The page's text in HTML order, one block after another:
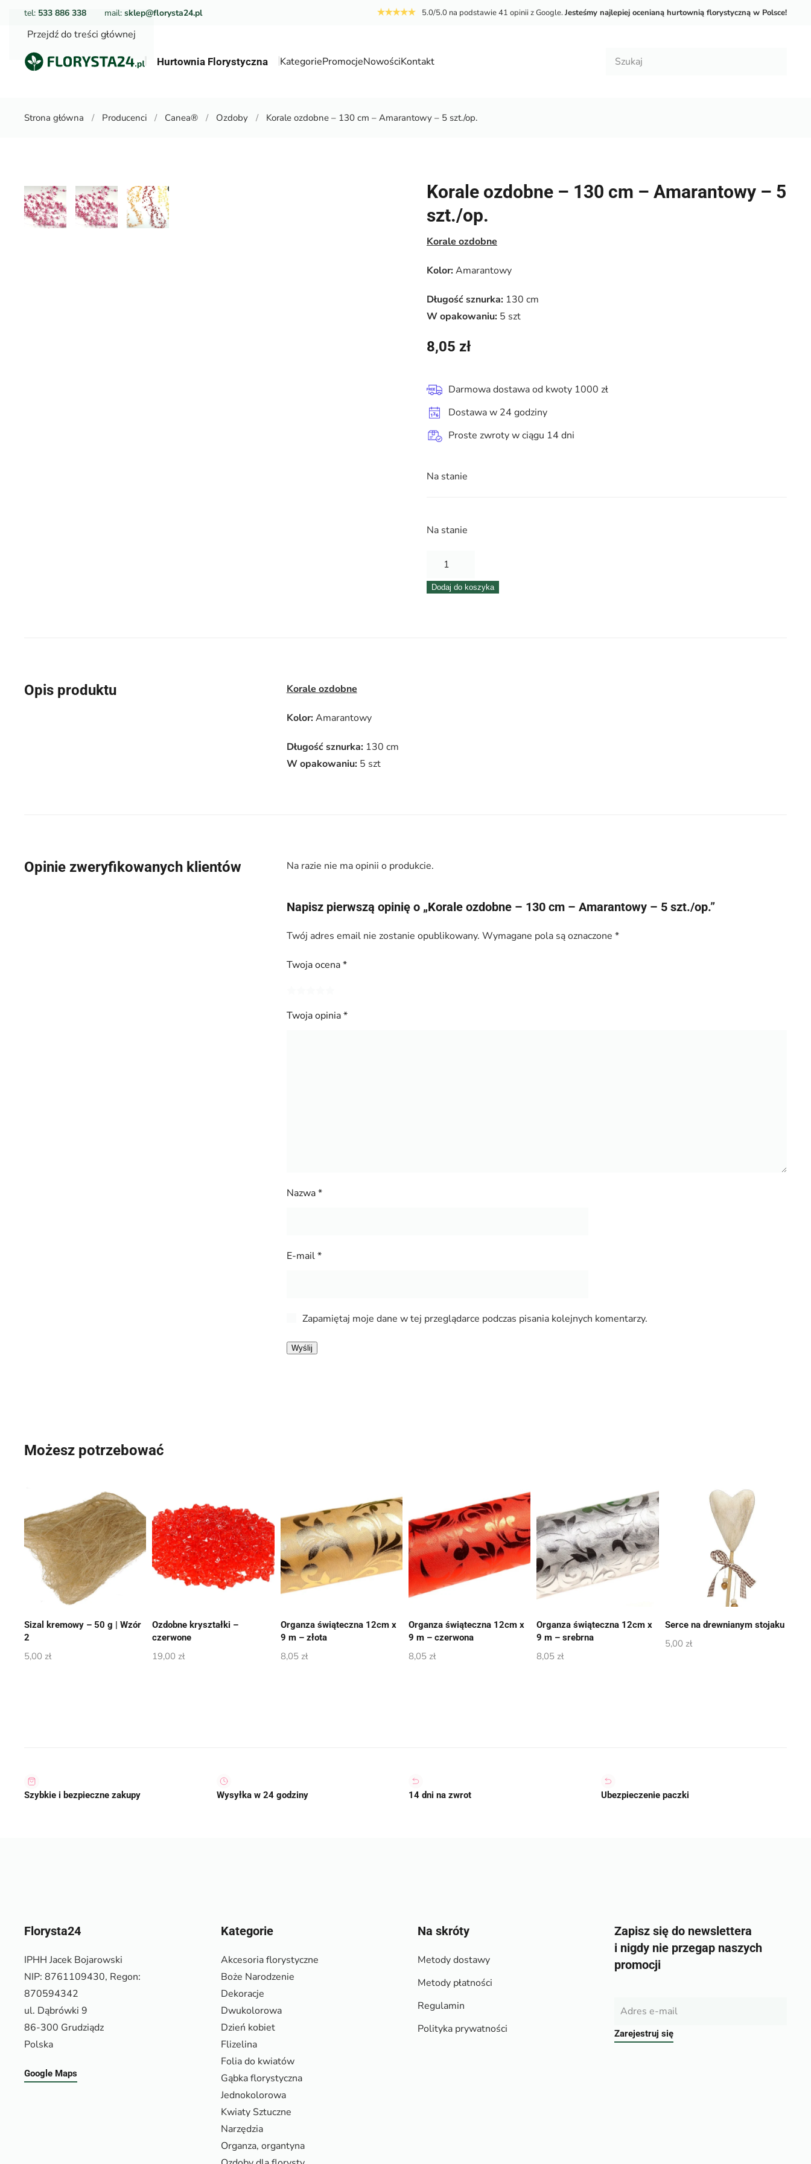
Przejdź do treści głównej
tel: 533 886 338 mail: sklep@florysta24.pl 5.0/5.0 na podstawie 41 opinii z Google.Jesteśmy najlepiej ocenianą hurtownią florystyczną w Polsce!
Hurtownia Florystyczna KategoriePromocjeNowościKontakt
Strona główna Producenci Canea® Ozdoby Korale ozdobne – 130 cm – Amarantowy – 5 szt./op.
Korale ozdobne – 130 cm – Amarantowy – 5
szt./op.
Korale ozdobne
Kolor:Amarantowy
Długość sznurka: 130 cm
W opakowaniu: 5 szt
8,05 zł
Darmowa dostawa od kwoty 1000 zł
Dostawa w 24 godziny
Proste zwroty w ciągu 14 dni
Na stanie
Na stanie
ilość
ozdobne
Dodaj do koszyka
Opis produktu Korale ozdobne
Kolor:Amarantowy
Długość sznurka:130 cm
W opakowaniu:5 szt
Opinie zweryfikowanych klientów Na razie nie ma opinii o produkcie.
Napisz pierwszą opinię o „Korale ozdobne – 130 cm – Amarantowy – 5 szt./op.”
Twój adres email nie zostanie opublikowany. Wymagane pola są oznaczone *
Twoja ocena*
Twoja opinia*
Nazwa*
E-mail*
Zapamiętaj moje dane w tej przeglądarce podczas pisania kolejnych komentarzy.
Możesz potrzebować
Sizal kremowy – 50 g | Wzór
2
5,00 zł
Ozdobne kryształki –
czerwone
19,00 zł
Organza świąteczna 12cm x
9 m – złota
8,05 zł
Organza świąteczna 12cm x
9 m – czerwona
8,05 zł
Organza świąteczna 12cm x
9 m – srebrna
8,05 zł
Serce na drewnianym stojaku
5,00 zł
Szybkie i bezpieczne zakupy Wysyłka w 24 godziny 14 dni na zwrot Ubezpieczenie paczki
Florysta24
IPHH Jacek Bojarowski
NIP: 8761109430, Regon:
870594342
ul. Dąbrówki 9
86-300 Grudziądz
Polska
Google Maps
Kategorie
Akcesoria florystyczne
Boże Narodzenie
Dekoracje
Dwukolorowa
Dzień kobiet
Flizelina
Folia do kwiatów
Gąbka florystyczna
Jednokolorowa
Kwiaty Sztuczne
Narzędzia
Organza, organtyna
Na skróty
Metody dostawy
Metody płatności
Regulamin
Polityka prywatności
Zapisz się do newslettera
i nigdy nie przegap naszych
promocji
Zarejestruj się